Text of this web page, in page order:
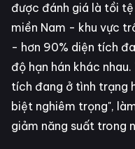
được đánh giá là tồi
miền Nam - khu vực
- hơn 90% diện tích
độ hạn hán khác
tích đang ở tình trạng
biệt nghiêm trọng",
giảm năng suất trong